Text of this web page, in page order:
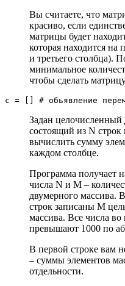
Вы считаете, что
красиво, если
матрицы будет
которая находится на
и третьего столбца).
минимальное
чтобы сделать
c = [] # обьявление
Задан
состоящий из N строк
вычислить сумму
каждом столбце.
Программа получает
числа N и M –
двумерного массива.
строк записаны M
массива. Все числа
превышают 1000 по
В первой строке вам
– суммы элементов
отдельности.